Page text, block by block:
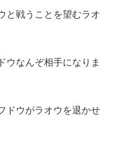
と戦うことを望むラオ
ウなんぞ相手になりま
ドウがラオウを退かせ